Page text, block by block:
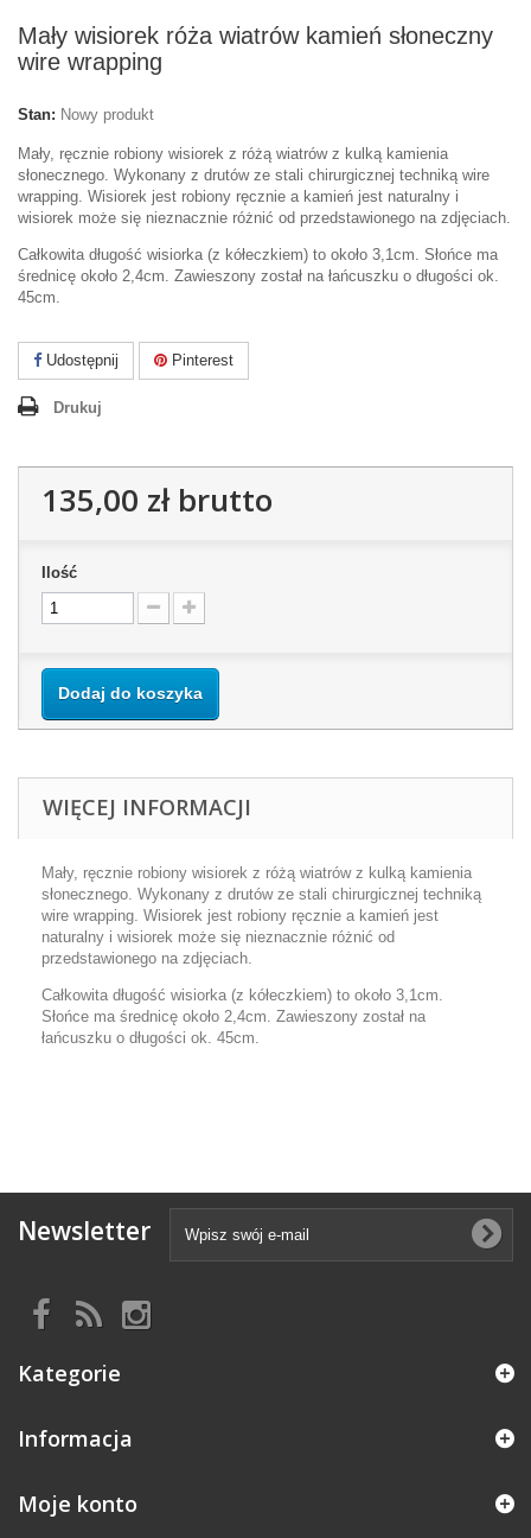
Mały wisiorek róża wiatrów kamień słoneczny
wire wrapping
Stan: Nowy produkt
Mały, ręcznie robiony wisiorek z różą wiatrów z kulką kamienia
słonecznego. Wykonany z drutów ze stali chirurgicznej techniką wire
wrapping. Wisiorek jest robiony ręcznie a kamień jest naturalny i
wisiorek może się nieznacznie różnić od przedstawionego na zdjęciach.
Całkowita długość wisiorka (z kółeczkiem) to około 3,1cm. Słońce ma
średnicę około 2,4cm. Zawieszony został na łańcuszku o długości ok.
45cm.
Udostępnij Pinterest
Drukuj
135,00 złbrutto
Ilość
Dodaj do koszyka
WIĘCEJ INFORMACJI
Mały, ręcznie robiony wisiorek z różą wiatrów z kulką kamienia
słonecznego. Wykonany z drutów ze stali chirurgicznej techniką
wire wrapping. Wisiorek jest robiony ręcznie a kamień jest
naturalny i wisiorek może się nieznacznie różnić od
przedstawionego na zdjęciach.
Całkowita długość wisiorka (z kółeczkiem) to około 3,1cm.
Słońce ma średnicę około 2,4cm. Zawieszony został na
łańcuszku o długości ok. 45cm.
Newsletter
Kategorie
Informacja
Moje konto